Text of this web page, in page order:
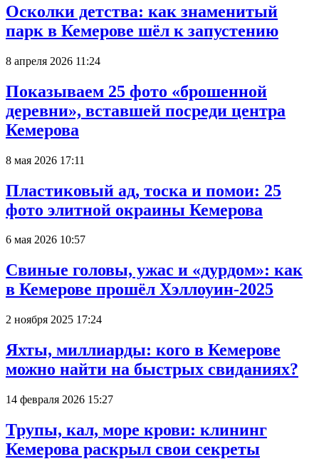
Осколки детства: как знаменитый
парк в Кемерове шёл к запустению
8 апреля 2026 11:24
Показываем 25 фото «брошенной
деревни», вставшей посреди центра
Кемерова
8 мая 2026 17:11
Пластиковый ад, тоска и помои: 25
фото элитной окраины Кемерова
6 мая 2026 10:57
Свиные головы, ужас и «дурдом»: как
в Кемерове прошёл Хэллоуин-2025
2 ноября 2025 17:24
Яхты, миллиарды: кого в Кемерове
можно найти на быстрых свиданиях?
14 февраля 2026 15:27
Трупы, кал, море крови: клининг
Кемерова раскрыл свои секреты